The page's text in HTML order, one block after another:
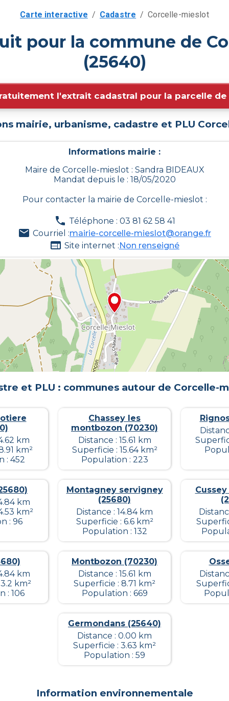
Carte interactive / Cadastre / Corcelle-mieslot
pour la commune de
(25640)
l'extrait cadastral pour la parcelle de
mairie, urbanisme, cadastre et PLU
Informations mairie :
Maire de Corcelle-mieslot : Sandra BIDEAUX
Mandat depuis le : 18/05/2020
Pour contacter la mairie de Corcelle-mieslot :
Téléphone : 03 81 62 58 41
Courriel :mairie-corcelle-mieslot@orange.fr
Site internet :Non renseigné
et PLU : communes autour de Corcelle-
km
km²
: 452
Chassey les
montbozon (70230)
Distance : 15.61 km
Superficie : 15.64 km²
Population : 223
km
km²
: 96
Montagney servigney
(25680)
Distance : 14.84 km
Superficie : 6.6 km²
Population : 132
km
km²
: 106
Montbozon (70230)
Distance : 15.61 km
Superficie : 8.71 km²
Population : 669
Germondans (25640)
Distance : 0.00 km
Superficie : 3.63 km²
Population : 59
Information environnementale